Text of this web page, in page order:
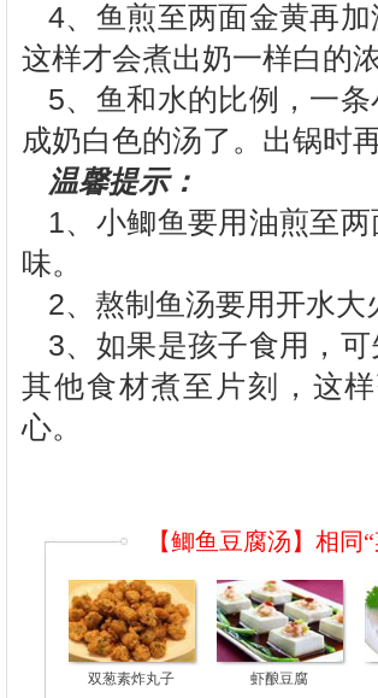
4、鱼煎至两面金黄再
这样才会煮出奶一样白的
5、鱼和水的比例，一
成奶白色的汤了。出锅时
温馨提示：
1、小鲫鱼要用油煎至
味。
2、熬制鱼汤要用开水
3、如果是孩子食用，
其他食材煮至片刻，这
心。
【鲫鱼豆腐汤】相同
双葱素炸丸子 虾酿豆腐